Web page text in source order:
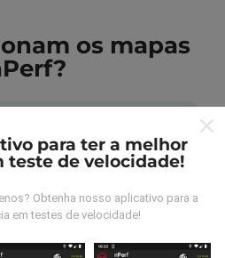
os mapas
dados nperf?
nPerf. São medidas
para ter a melhor
teste de velocidade!
Obtenha nosso aplicativo para a
em testes de velocidade!